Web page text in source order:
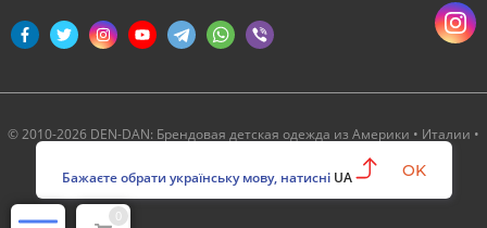
© 2010-2026 DEN-DAN: Брендовая детская одежда из Америки • Италии •
0
Бажаєте обрати українську мову, натисні UA OK